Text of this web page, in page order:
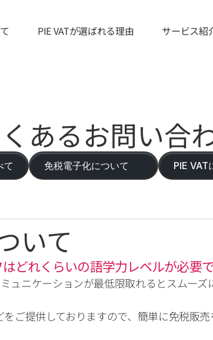
PIE VATが選ばれる理由 サービス紹
あるお問い合
て 免税電子化について PIE VAT
いて
どれくらいの語学力レベルが必要
ュニケーションが最低限取れるとスムーズ
ご提供しておりますので、簡単に免税販売